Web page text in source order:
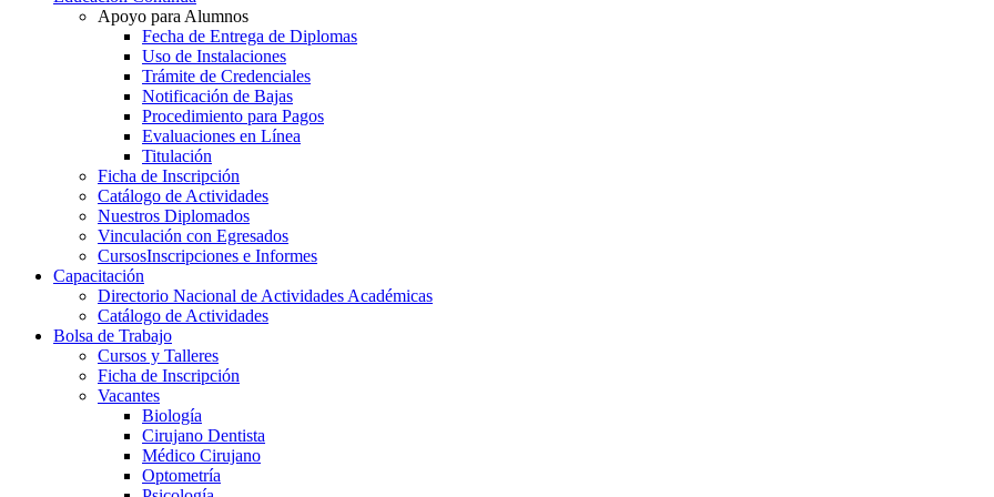
Apoyo para Alumnos
Fecha de Entrega de Diplomas
Uso de Instalaciones
Trámite de Credenciales
Notificación de Bajas
Procedimiento para Pagos
Evaluaciones en Línea
Titulación
Ficha de Inscripción
Catálogo de Actividades
Nuestros Diplomados
Vinculación con Egresados
CursosInscripciones e Informes
Capacitación
Directorio Nacional de Actividades Académicas
Catálogo de Actividades
Bolsa de Trabajo
Cursos y Talleres
Ficha de Inscripción
Vacantes
Biología
Cirujano Dentista
Médico Cirujano
Optometría